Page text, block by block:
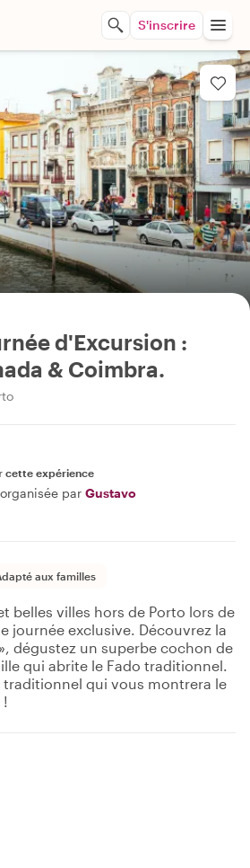
S'inscrire
d'Excursion :
& Coimbra.
cette expérience
par Gustavo
aux familles
belles villes hors de Porto lors de
journée exclusive. Découvrez la
dégustez un superbe cochon de
qui abrite le Fado traditionnel.
traditionnel qui vous montrera le
!